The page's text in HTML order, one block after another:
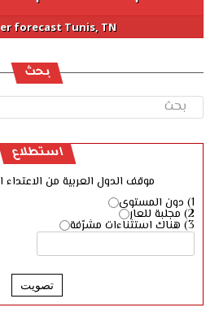
Tunis, TN
بحث
استطلاع
موقف الدول العربية من
1) دون المستوى
2) مجلبة للعار
3) هناك استثناءات مشرّفة
تصويت